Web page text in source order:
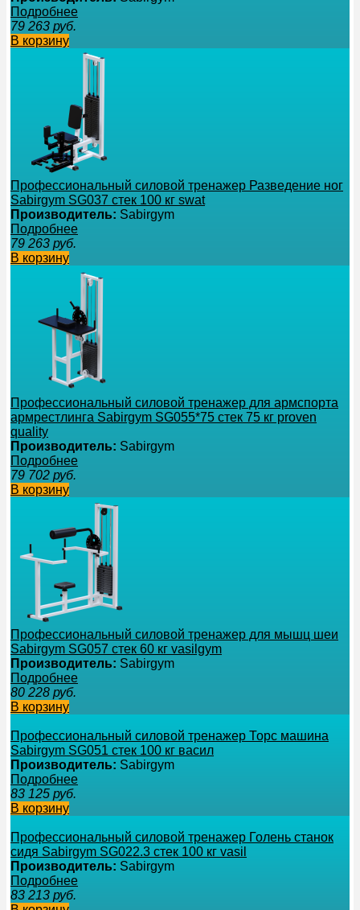
Подробнее
79 263 руб.
В корзину
Профессиональный силовой тренажер Разведение ног
Sabirgym SG037 стек 100 кг swat
Производитель: Sabirgym
Подробнее
79 263 руб.
В корзину
Профессиональный силовой тренажер для армспорта
армрестлинга Sabirgym SG055*75 стек 75 кг proven
quality
Производитель: Sabirgym
Подробнее
79 702 руб.
В корзину
Профессиональный силовой тренажер для мышц шеи
Sabirgym SG057 стек 60 кг vasilgym
Производитель: Sabirgym
Подробнее
80 228 руб.
В корзину
Профессиональный силовой тренажер Торс машина
Sabirgym SG051 стек 100 кг васил
Производитель: Sabirgym
Подробнее
83 125 руб.
В корзину
Профессиональный силовой тренажер Голень станок
сидя Sabirgym SG022.3 стек 100 кг vasil
Производитель: Sabirgym
Подробнее
83 213 руб.